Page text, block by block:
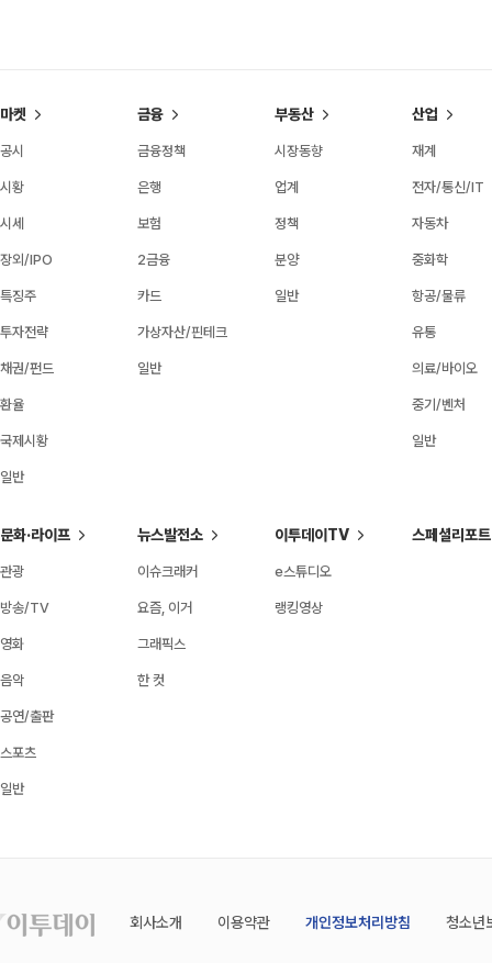
마켓
공시
시황
시세
장외/IPO
특징주
투자전략
채권/펀드
환율
국제시황
일반
금융
금융정책
은행
보험
2금융
카드
가상자산/핀테크
일반
부동산
시장동향
업계
정책
분양
일반
산업
재계
전자/통신/IT
자동차
중화학
항공/물류
유통
의료/바이오
중기/벤처
일반
문화·라이프
관광
방송/TV
영화
음악
공연/출판
스포츠
일반
뉴스발전소
이슈크래커
요즘, 이거
그래픽스
한 컷
이투데이TV
e스튜디오
랭킹영상
스페셜리포트
회사소개 이용약관 개인정보처리방침 청소년